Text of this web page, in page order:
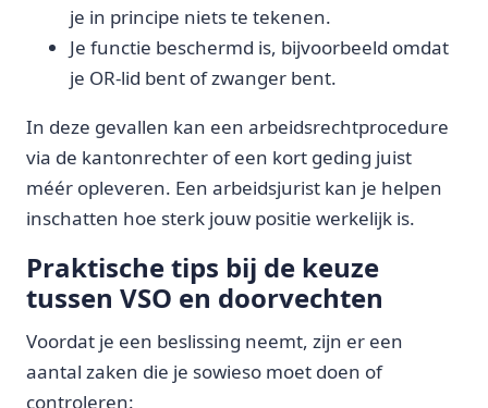
je in principe niets te tekenen.
Je functie beschermd is, bijvoorbeeld omdat
je OR-lid bent of zwanger bent.
In deze gevallen kan een arbeidsrechtprocedure
via de kantonrechter of een kort geding juist
méér opleveren. Een arbeidsjurist kan je helpen
inschatten hoe sterk jouw positie werkelijk is.
Praktische tips bij de keuze
tussen VSO en doorvechten
Voordat je een beslissing neemt, zijn er een
aantal zaken die je sowieso moet doen of
controleren: